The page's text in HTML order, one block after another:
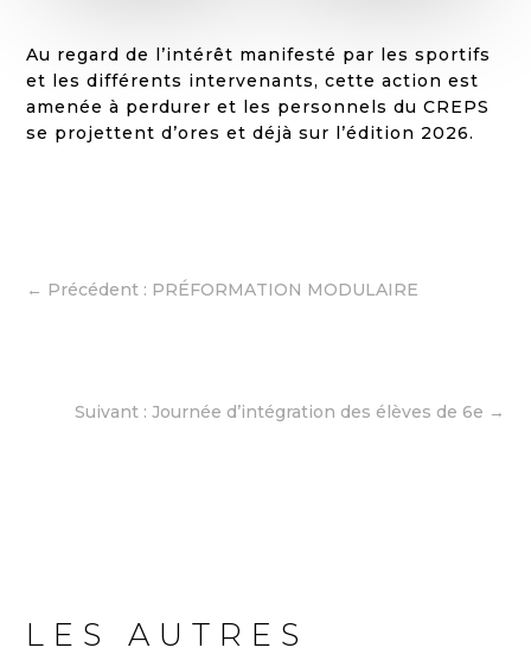
Au regard de l’intérêt manifesté par les sportifs
et les différents intervenants, cette action est
amenée à perdurer et les personnels du CREPS
se projettent d’ores et déjà sur l’édition 2026.
← Précédent : PRÉFORMATION MODULAIRE
Suivant : Journée d’intégration des élèves de 6e →
LES AUTRES